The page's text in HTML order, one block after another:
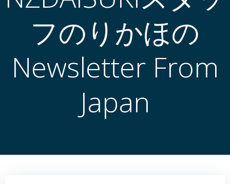
キ
プ
フのりかほの
Newsletter From
Japan